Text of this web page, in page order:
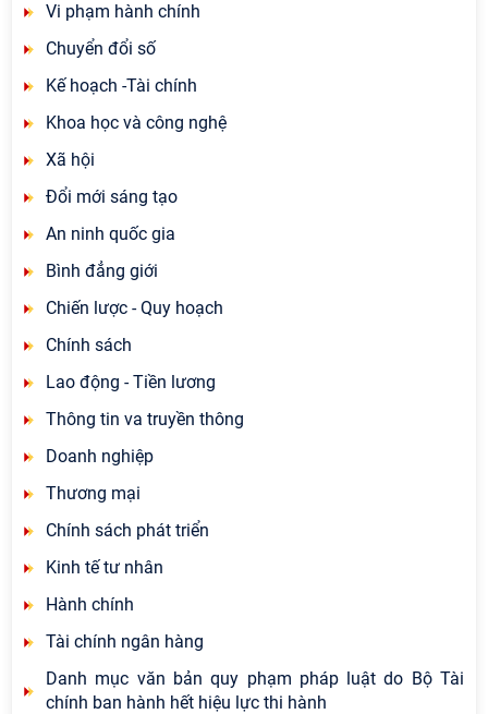
Vi phạm hành chính
Chuyển đổi số
Kế hoạch -Tài chính
Khoa học và công nghệ
Xã hội
Đổi mới sáng tạo
An ninh quốc gia
Bình đẳng giới
Chiến lược - Quy hoạch
Chính sách
Lao động - Tiền lương
Thông tin va truyền thông
Doanh nghiệp
Thương mại
Chính sách phát triển
Kinh tế tư nhân
Hành chính
Tài chính ngân hàng
Danh mục văn bản quy phạm pháp luật do Bộ Tài
chính ban hành hết hiệu lực thi hành